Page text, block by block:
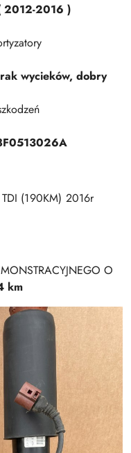
2012-2016 )
wycieków, dobry
(190KM) 2016r
O
km